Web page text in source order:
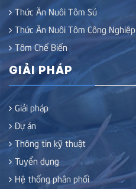
Thức Ăn Nuôi Tôm Sú
Thức Ăn Nuôi Tôm Công Nghiệp
Tôm Chế Biến
GIẢI PHÁP
Giải pháp
Dự án
Thông tin kỹ thuật
Tuyển dụng
Hệ thống phân phối